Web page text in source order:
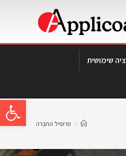
שימושית
> פרופיל החברה